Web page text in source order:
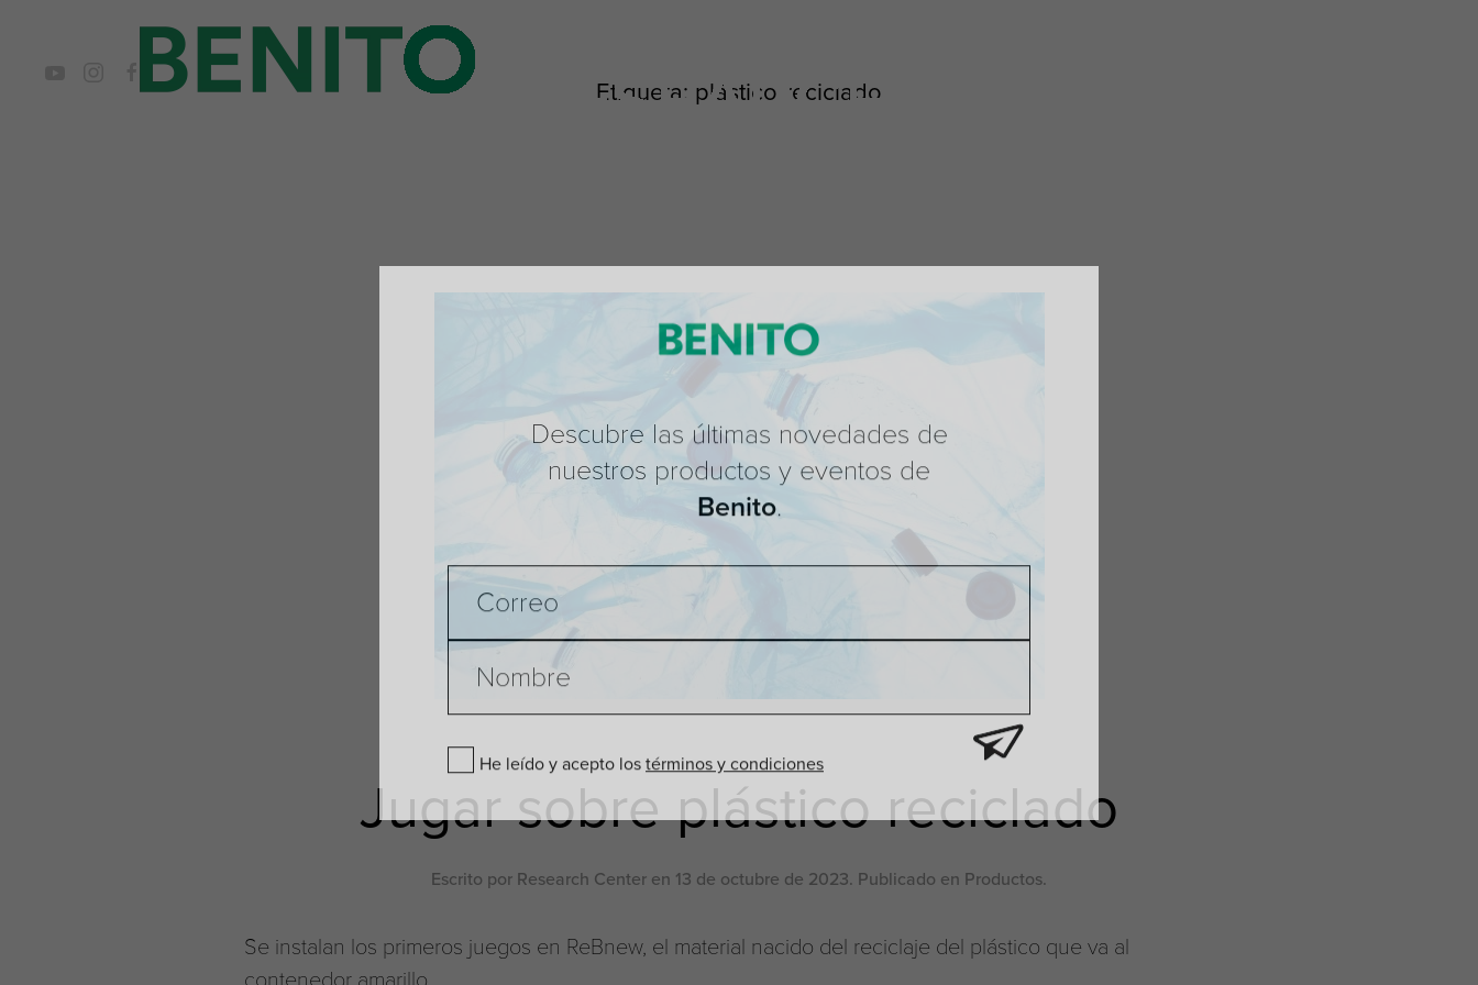
Ir al contenido principal
Etiqueta: plástico reciclado
Jugar sobre plástico reciclado
Escrito por Research Center en 13 de octubre de 2023. Publicado en Productos.
Se instalan los primeros juegos en ReBnew, el material nacido del reciclaje del plástico que va al
Descubre las últimas novedades de
nuestros productos y eventos de
Benito
He leído y acepto lostérminos y condiciones